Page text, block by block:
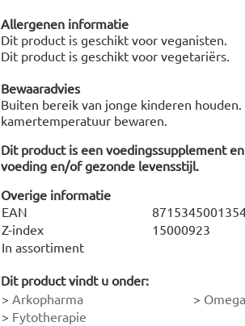
Allergenen informatie
Dit product is geschikt voor veganisten.
Dit product is geschikt voor vegetariërs.
Bewaaradvies
Buiten bereik van jonge kinderen
kamertemperatuur bewaren.
Dit product is een voedingssupplement
voeding en/of gezonde levensstijl.
Overige informatie
EAN
Z-index
15000923
In assortiment
Dit product vindt u onder:
> Arkopharma >
> Fytotherapie